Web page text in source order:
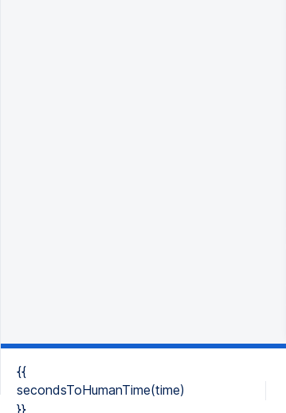
{{
secondsToHumanTime(time)
}}